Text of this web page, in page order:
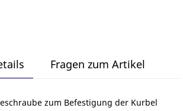
Fragen zum Artikel
zum Befestigung der Kurbel